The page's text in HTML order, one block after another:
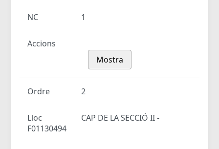
NC 1
Accions
Mostra
Ordre 2
Lloc
CAP DE LA SECCIÓ II -
F01130494